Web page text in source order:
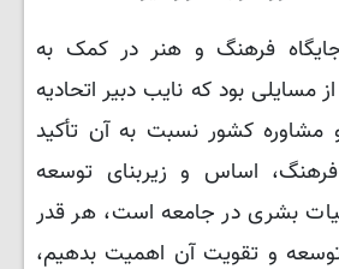
فرهنگ و هنر در کمک به
مسایلی بود که نایب دبیر اتحادیه
مشاوره کشور نسبت به آن تأکید
اساس و زیربنای توسعه
حیات بشری در جامعه است، هر قدر
و تقویت آن اهمیت بدهیم،